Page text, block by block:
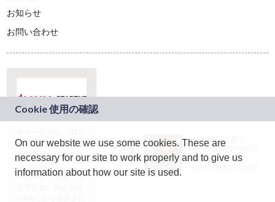
お知らせ
お問い合わせ
ドコモグループの新
規事業創出プログラ
ム「docomo
STARTUP」を通じて
JASRAC許諾番号：
9024936001Y45037
JASRAC許諾番号：
On our website we use some cookies. These are
necessary for our site to work properly and to give us
information about how our site is used.